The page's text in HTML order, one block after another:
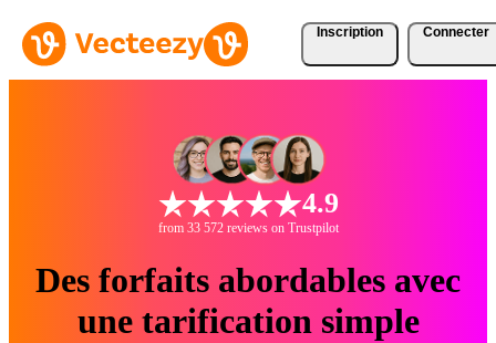
Inscription Connecter
4.9
from 33 572 reviews on Trustpilot
Des forfaits abordables avec
une tarification simple